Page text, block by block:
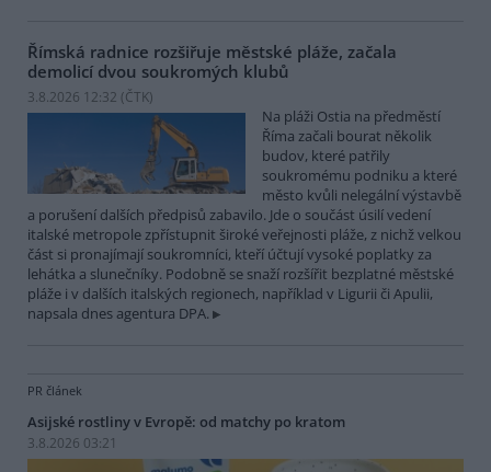
Římská radnice rozšiřuje městské pláže, začala
demolicí dvou soukromých klubů
3.8.2026 12:32 (ČTK)
Na pláži Ostia na předměstí
Říma začali bourat několik
budov, které patřily
soukromému podniku a které
město kvůli nelegální výstavbě
a porušení dalších předpisů zabavilo. Jde o součást úsilí vedení
italské metropole zpřístupnit široké veřejnosti pláže, z nichž velkou
část si pronajímají soukromníci, kteří účtují vysoké poplatky za
lehátka a slunečníky. Podobně se snaží rozšířit bezplatné městské
pláže i v dalších italských regionech, například v Ligurii či Apulii,
napsala dnes agentura DPA.
PR článek
Asijské rostliny v Evropě: od matchy po kratom
3.8.2026 03:21